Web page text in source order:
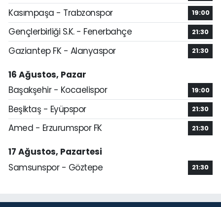
Kasımpaşa - Trabzonspor 19:00
Gençlerbirliği S.K. - Fenerbahçe 21:30
Gaziantep FK - Alanyaspor 21:30
16 Ağustos, Pazar
Başakşehir - Kocaelispor
19:00
Beşiktaş - Eyüpspor 21:30
Amed - Erzurumspor FK 21:30
17 Ağustos, Pazartesi
Samsunspor - Göztepe
21:30